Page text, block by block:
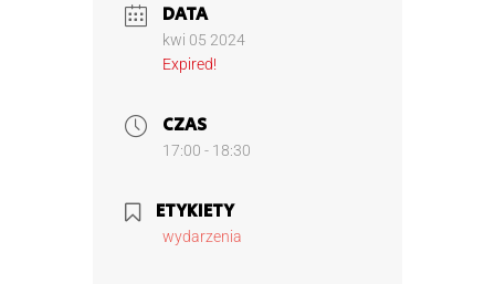
DATA
kwi 05 2024
Expired!
CZAS
17:00 - 18:30
ETYKIETY
wydarzenia